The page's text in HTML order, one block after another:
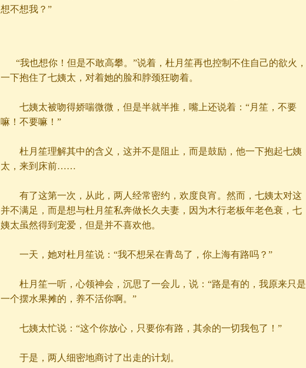
想不想我？”
“我也想你！但是不敢高攀。”说着，杜月笙再也控制不住自己的欲火，
一下抱住了七姨太，对着她的脸和脖颈狂吻着。
七姨太被吻得娇喘微微，但是半就半推，嘴上还说着：“月笙，不要
嘛！不要嘛！”
杜月笙理解其中的含义，这并不是阻止，而是鼓励，他一下抱起七姨
太，来到床前……
有了这第一次，从此，两人经常密约，欢度良宵。然而，七姨太对这
并不满足，而是想与杜月笙私奔做长久夫妻，因为木行老板年老色衰，七
姨太虽然得到宠爱，但是并不喜欢他。
一天，她对杜月笙说：“我不想呆在青岛了，你上海有路吗？”
杜月笙一听，心领神会，沉思了一会儿，说：“路是有的，我原来只是
一个摆水果摊的，养不活你啊。”
七姨太忙说：“这个你放心，只要你有路，其余的一切我包了！”
于是，两人细密地商讨了出走的计划。